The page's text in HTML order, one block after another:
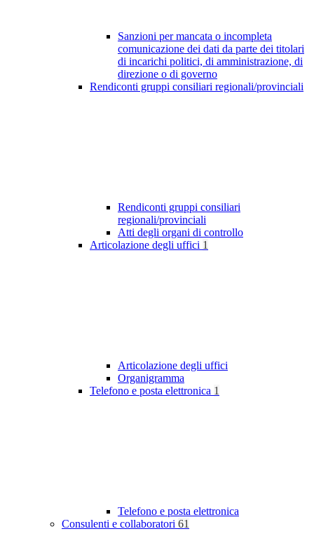
Sanzioni per mancata o incompleta
comunicazione dei dati da parte dei titolari
di incarichi politici, di amministrazione, di
direzione o di governo
Rendiconti gruppi consiliari regionali/provinciali
Rendiconti gruppi consiliari
regionali/provinciali
Atti degli organi di controllo
Articolazione degli uffici 1
Articolazione degli uffici
Organigramma
Telefono e posta elettronica 1
Telefono e posta elettronica
Consulenti e collaboratori 61